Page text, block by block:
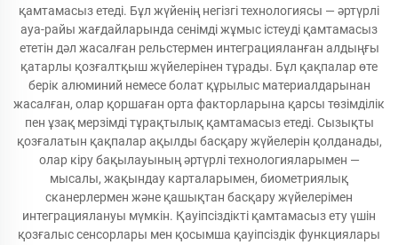
қамтамасыз етеді. Бұл жүйенің негізгі технологиясы — әртүрлі
ауа-райы жағдайларында сенімді жұмыс істеуді қамтамасыз
ететін дәл жасалған рельстермен интеграцияланған алдыңғы
қатарлы қозғалтқыш жүйелерінен тұрады. Бұл қақпалар өте
берік алюминий немесе болат құрылыс материалдарынан
жасалған, олар қоршаған орта факторларына қарсы төзімділік
пен ұзақ мерзімді тұрақтылық қамтамасыз етеді. Сызықты
қозғалатын қақпалар ақылды басқару жүйелерін қолданады,
олар кіру бақылауының әртүрлі технологияларымен —
мысалы, жақындау карталарымен, биометриялық
сканерлермен және қашықтан басқару жүйелерімен
интеграциялануы мүмкін. Қауіпсіздікті қамтамасыз ету үшін
қозғалыс сенсорлары мен қосымша қауіпсіздік функциялары